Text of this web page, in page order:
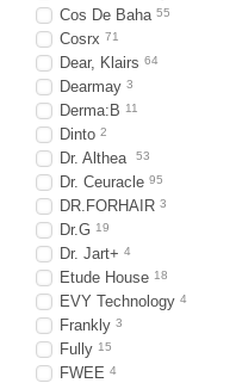
Cos De Baha 55
Cosrx 71
Dear, Klairs 64
Dearmay 3
Derma:B 11
Dinto 2
Dr. Althea 53
Dr. Ceuracle 95
DR.FORHAIR 3
Dr.G 19
Dr. Jart+ 4
Etude House 18
EVY Technology 4
Frankly 3
Fully 15
FWEE 4